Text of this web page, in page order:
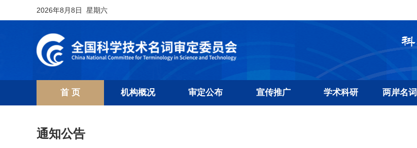
2026年8月8日 星期六
首 页 机构概况 审定公布 宣传推广 学术科研 两岸名
通知公告